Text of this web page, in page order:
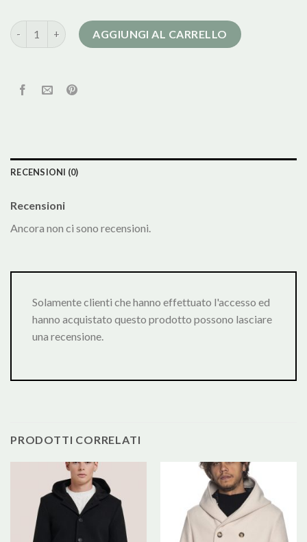
cappotto da uomo corto quantità
AGGIUNGI AL CARRELLO
RECENSIONI (0)
Recensioni
Ancora non ci sono recensioni.
Solamente clienti che hanno effettuato l'accesso ed
hanno acquistato questo prodotto possono lasciare
una recensione.
PRODOTTI CORRELATI